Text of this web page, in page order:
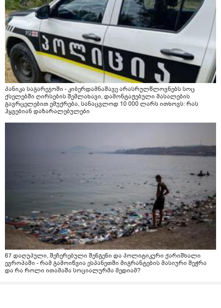
პანიკა საგარეჯოში - კიბერდამნაშავე არასრულწლოვნებს სოც
ქსელებში ღირსების შემლახავი, დამონტაჟებული მასალების
გავრცელებით ემუქრება, სანაცვლოდ 10 000 ლარს ითხოვს: რას
ჰყვებიან დაზარალებულები
67 დაღუპული, შეჩერებული შენგენი და პოლიტიკური ქარიშხალი
ევროპაში - რამ გამოიწვია ესპანეთში მიგრანტების მასიური შეჭრა
და რა როლი ითამაშა სოციალურმა მედიამ?